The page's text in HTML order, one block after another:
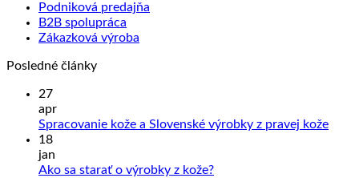
Podniková predajňa
B2B spolupráca
Zákazková výroba
Posledné články
27
apr
Spracovanie kože a Slovenské výrobky z pravej kože
18
jan
Ako sa starať o výrobky z kože?Žiadne